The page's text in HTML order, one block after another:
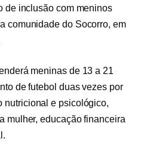
de inclusão com meninos
comunidade do Socorro, em
meninas de 13 a 21
de futebol duas vezes por
nutricional e psicológico,
mulher, educação financeira